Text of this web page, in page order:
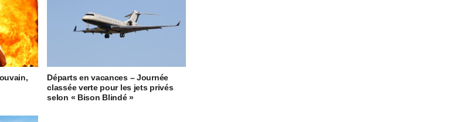
Départs en vacances – Journée
classée verte pour les jets privés
selon « Bison Blindé »